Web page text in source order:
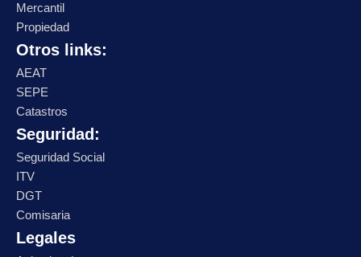
Mercantil
Propiedad
Otros links:
AEAT
SEPE
Catastros
Seguridad:
Seguridad Social
ITV
DGT
Comisaria
Legales